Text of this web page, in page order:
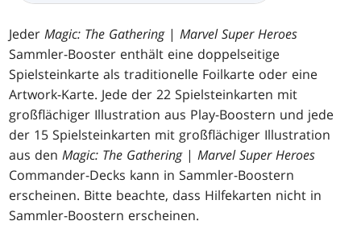
JederMagic: The Gathering|Marvel Super Heroes
Sammler-Booster enthält eine doppelseitige
Spielsteinkarte als traditionelle Foilkarte oder eine
Artwork-Karte. Jede der 22 Spielsteinkarten mit
großflächiger Illustration aus Play-Boostern und jede
der 15 Spielsteinkarten mit großflächiger Illustration
aus denMagic: The Gathering|Marvel Super Heroes
Commander-Decks kann in Sammler-Boostern
erscheinen. Bitte beachte, dass Hilfekarten nicht in
Sammler-Boostern erscheinen.